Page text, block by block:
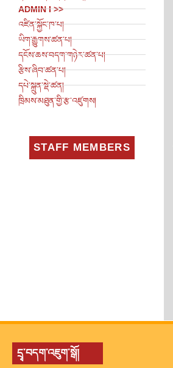
ADMIN I >>
འཛིན་སྐྱོང་ཁ་པ།
ཡིག་རྒྱུགས་ཚན་པ།
དངོས་ཆས་བདག་གཉེར་ཚན་པ།
རྩིས་ཞིབ་ཚན་པ།
དཔེ་སྐྲུན་སྡེ་ཚན།
ཁྲིམས་མཐུན་གྱི་རྩ་འཛུགས།
STAFF MEMBERS
དྲྭ་བདག་འཇུག་སྒོ།